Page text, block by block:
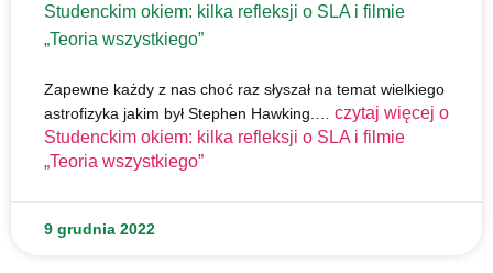
Studenckim okiem: kilka refleksji o SLA i filmie
„Teoria wszystkiego”
Zapewne każdy z nas choć raz słyszał na temat wielkiego
astrofizyka jakim był Stephen Hawking.… czytaj więcej o
Studenckim okiem: kilka refleksji o SLA i filmie
„Teoria wszystkiego”
9 grudnia 2022